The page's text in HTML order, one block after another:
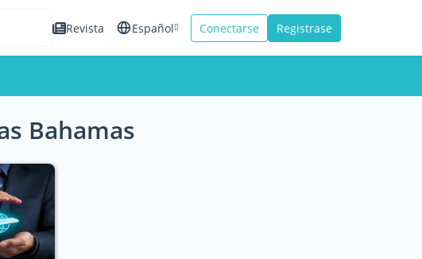
Revista Español Conectarse Registrase
Bahamas